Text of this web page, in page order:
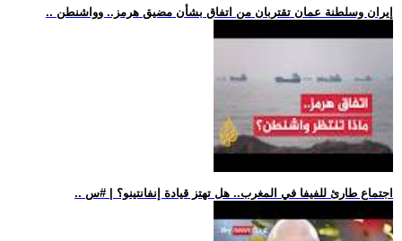
.. إيران وسلطنة عمان تقتربان من اتفاق بشأن مضيق هرمز.. وواشنطن
.. اجتماع طارئ للفيفا في المغرب.. هل تهتز قيادة إنفانتينو؟ | #س